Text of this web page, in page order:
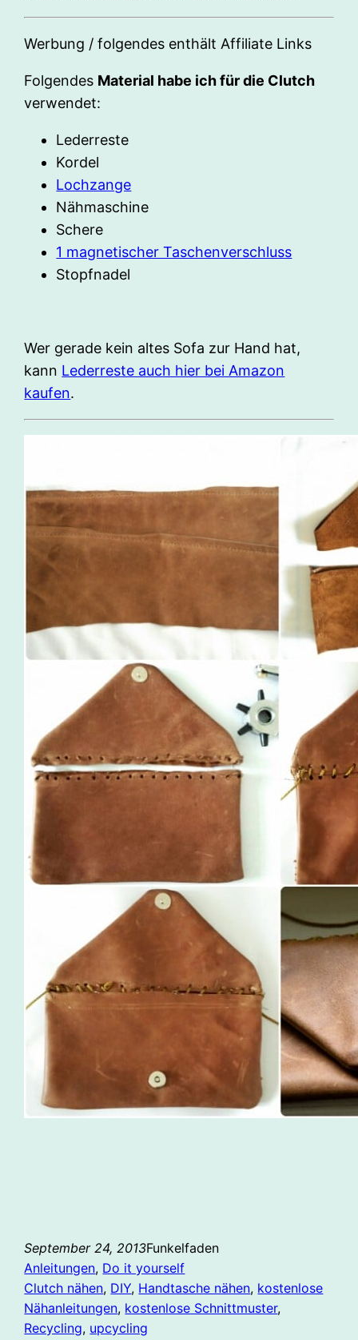
Werbung / folgendes enthält Affiliate Links
Folgendes Material habe ich für die Clutch
verwendet:
Lederreste
Kordel
Lochzange
Nähmaschine
Schere
1 magnetischer Taschenverschluss
Stopfnadel
Wer gerade kein altes Sofa zur Hand hat,
kann Lederreste auch hier bei Amazon
kaufen.
September 24, 2013Funkelfaden
Anleitungen, Do it yourself
Clutch nähen, DIY, Handtasche nähen, kostenlose
Nähanleitungen, kostenlose Schnittmuster
Recycling, upcycling